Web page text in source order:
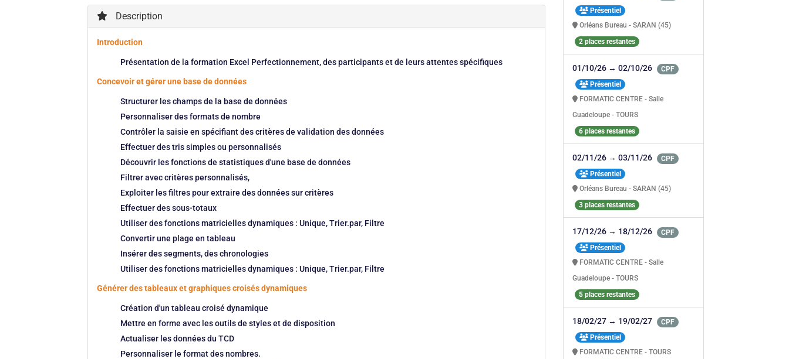
Description
Introduction
Présentation de la formation Excel Perfectionnement, des participants et de leurs attentes spécifiques
Concevoir et gérer une base de données
Structurer les champs de la base de données
Personnaliser des formats de nombre
Contrôler la saisie en spécifiant des critères de validation des données
Effectuer des tris simples ou personnalisés
Découvrir les fonctions de statistiques d'une base de données
Filtrer avec critères personnalisés,
Exploiter les filtres pour extraire des données sur critères
Effectuer des sous-totaux
Utiliser des fonctions matricielles dynamiques : Unique, Trier.par, Filtre
Convertir une plage en tableau
Insérer des segments, des chronologies
Utiliser des fonctions matricielles dynamiques : Unique, Trier.par, Filtre
Générer des tableaux et graphiques croisés dynamiques
Création d'un tableau croisé dynamique
Mettre en forme avec les outils de styles et de disposition
Actualiser les données du TCD
Personnaliser le format des nombres.
Présentiel
Orléans Bureau - SARAN (45)
2 places restantes
01/10/26 → 02/10/26
CPF
Présentiel
FORMATIC CENTRE - Salle
Guadeloupe - TOURS
6 places restantes
02/11/26 → 03/11/26
CPF
Présentiel
Orléans Bureau - SARAN (45)
3 places restantes
17/12/26 → 18/12/26
CPF
Présentiel
FORMATIC CENTRE - Salle
Guadeloupe - TOURS
5 places restantes
18/02/27 → 19/02/27
CPF
Présentiel
FORMATIC CENTRE - TOURS